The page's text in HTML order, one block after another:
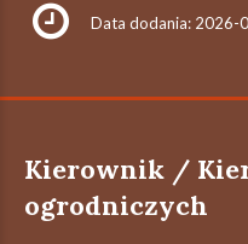
Data dodania: 2026-
Kierownik /
ogrodniczych